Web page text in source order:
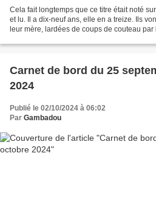
Cela fait longtemps que ce titre était noté
et lu. Il a dix-neuf ans, elle en a treize. Ils
leur mère, lardées de coups de couteau par
Carnet de bord du 25
2024
Publié le 02/10/2024 à 06:02
Par Gambadou